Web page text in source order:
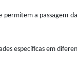
a passagem
específicas em